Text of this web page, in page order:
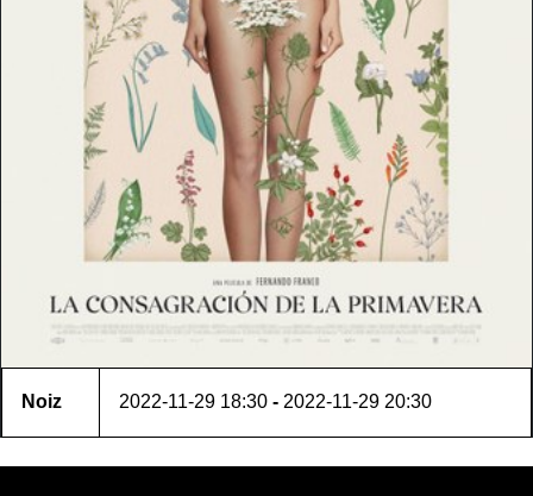
Noiz 2022-11-29 18:30 - 2022-11-29 20:30